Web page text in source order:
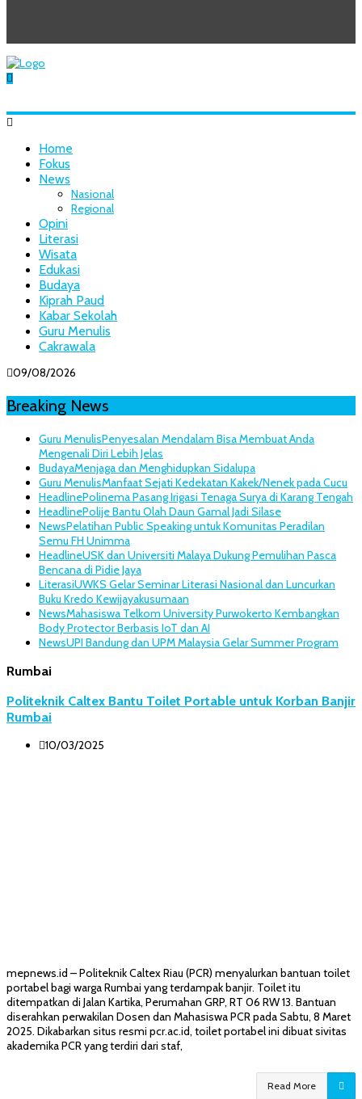
Home
Fokus
News
Nasional
Regional
Opini
Literasi
Wisata
Edukasi
Budaya
Kiprah Paud
Kabar Sekolah
Guru Menulis
Cakrawala
09/08/2026
Breaking News
Guru MenulisPenyesalan Mendalam Bisa Membuat Anda
Mengenali Diri Lebih Jelas
BudayaMenjaga dan Menghidupkan Sidalupa
Guru MenulisManfaat Sejati Kedekatan Kakek/Nenek pada Cucu
HeadlinePolinema Pasang Irigasi Tenaga Surya di Karang Tengah
HeadlinePolije Bantu Olah Daun Gamal Jadi Silase
NewsPelatihan Public Speaking untuk Komunitas Peradilan
Semu FH Unimma
HeadlineUSK dan Universiti Malaya Dukung Pemulihan Pasca
Bencana di Pidie Jaya
LiterasiUWKS Gelar Seminar Literasi Nasional dan Luncurkan
Buku Kredo Kewijayakusumaan
NewsMahasiswa Telkom University Purwokerto Kembangkan
Body Protector Berbasis IoT dan AI
NewsUPI Bandung dan UPM Malaysia Gelar Summer Program
Rumbai
Politeknik Caltex Bantu Toilet Portable untuk Korban Banjir
Rumbai
10/03/2025
mepnews.id – Politeknik Caltex Riau (PCR) menyalurkan bantuan toilet
portabel bagi warga Rumbai yang terdampak banjir. Toilet itu
ditempatkan di Jalan Kartika, Perumahan GRP, RT 06 RW 13. Bantuan
diserahkan perwakilan Dosen dan Mahasiswa PCR pada Sabtu, 8 Maret
2025. Dikabarkan situs resmi pcr.ac.id, toilet portabel ini dibuat sivitas
akademika PCR yang terdiri dari staf,
Read More